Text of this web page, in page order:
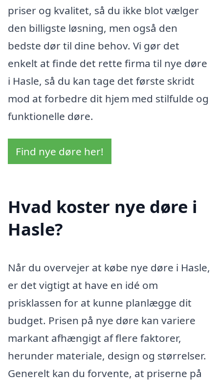
priser og kvalitet, så du ikke blot vælger
den billigste løsning, men også den
bedste dør til dine behov. Vi gør det
enkelt at finde det rette firma til nye døre
i Hasle, så du kan tage det første skridt
mod at forbedre dit hjem med stilfulde og
funktionelle døre.
Find nye døre her!
Hvad koster nye døre i
Hasle?
Når du overvejer at købe nye døre i Hasle,
er det vigtigt at have en idé om
prisklassen for at kunne planlægge dit
budget. Prisen på nye døre kan variere
markant afhængigt af flere faktorer,
herunder materiale, design og størrelser.
Generelt kan du forvente, at priserne på